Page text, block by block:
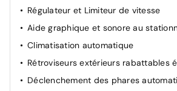
Régulateur et Limiteur de vitesse
Aide graphique et sonore au
Climatisation automatique
Rétroviseurs extérieurs rabattables
Déclenchement des phares